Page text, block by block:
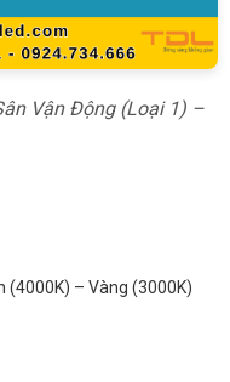
Vận Động (Loại 1) –
(4000K) – Vàng (3000K)